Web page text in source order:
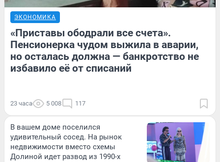
ЭКОНОМИКА
«Приставы ободрали все счета».
Пенсионерка чудом выжила в аварии,
но осталась должна — банкротство не
избавило её от списаний
23 часа 5 008 117
В вашем доме поселился
удивительный сосед. На рынок
недвижимости вместо схемы
Долиной идет развод из 1990-х